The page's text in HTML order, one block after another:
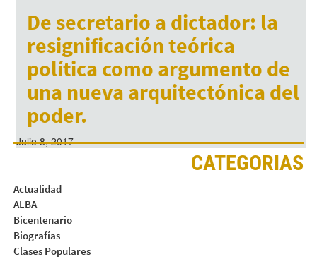
De secretario a dictador: la
resignificación teórica
política como argumento de
una nueva arquitectónica del
poder.
Julio 8, 2017
CATEGORIAS
Actualidad
ALBA
Bicentenario
Biografías
Clases Populares